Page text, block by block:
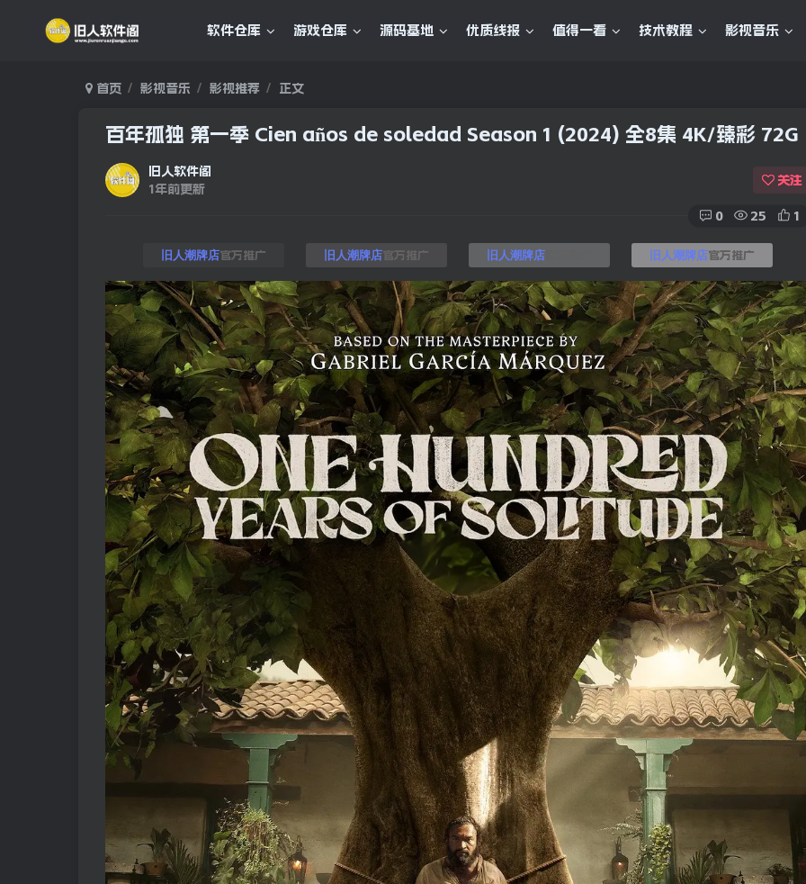
软件仓库 游戏仓库 源码基地 优质线报 值得一看 技术教程 影视音乐
首页 影视音乐 影视推荐 正文
百年孤独 第一季 Cien años de soledad Season 1 (2024) 全8集 4K/臻彩 72G
旧人软件阁
1年前更新
关注
0 25 1
旧人潮牌店官方推广 旧人潮牌店官方推广 旧人潮牌店官方推广 旧人潮牌店官方推广